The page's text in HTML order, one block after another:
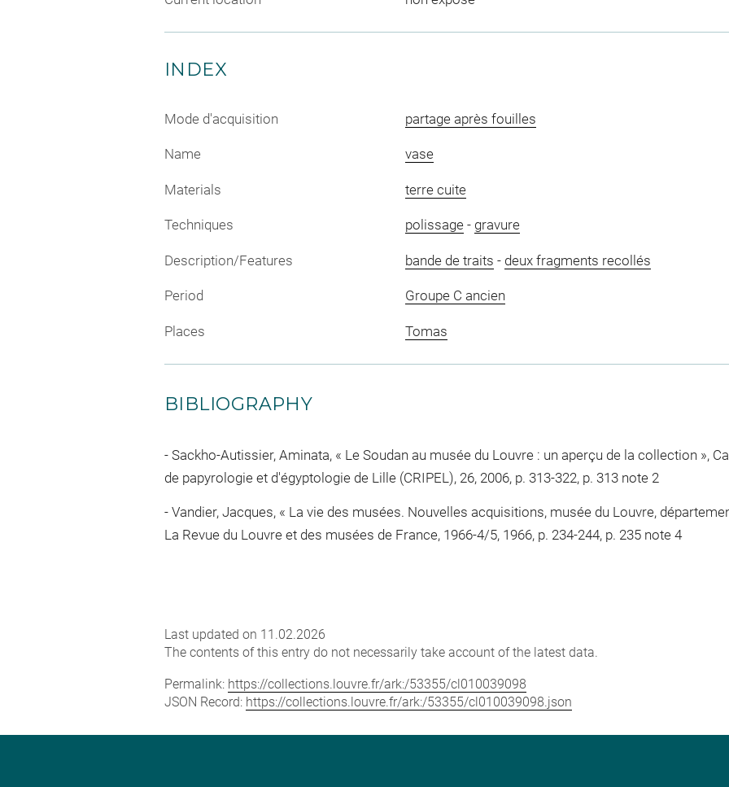
INDEX
Mode d'acquisition partage après fouilles
Name vase
Materials terre cuite
Techniques polissage- gravure
Description/Features bande de traits - deux fragments recollés
Period Groupe C ancien
Places Tomas
BIBLIOGRAPHY
Sackho-Autissier, Aminata, « Le Soudan au musée du Louvre : un aperçu de la collection »,
de papyrologie et d'égyptologie de Lille (CRIPEL), 26, 2006, p. 313-322, p. 313 note 2
Vandier, Jacques, « La vie des musées. Nouvelles acquisitions, musée du Louvre,
La Revue du Louvre et des musées de France, 1966-4/5, 1966, p. 234-244, p. 235 note 4
Last updated on 11.02.2026
The contents of this entry do not necessarily take account of the latest data.
Permalink: https://collections.louvre.fr/ark:/53355/cl010039098
JSON Record: https://collections.louvre.fr/ark:/53355/cl010039098.json